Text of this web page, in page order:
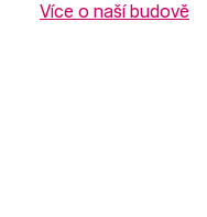
Více o naší budově